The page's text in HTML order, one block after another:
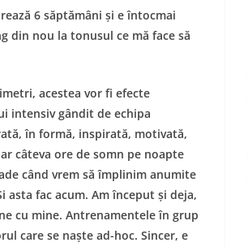
6 săptămâni și e întocmai
din nou la tonusul ce mă face să
acestea vor fi efecte
intensiv gândit de echipa
în formă, inspirată, motivată,
câteva ore de somn pe noapte
când vrem să împlinim anumite
fac acum. Am început și deja,
cu mine. Antrenamentele în grup
care se naște ad-hoc. Sincer, e